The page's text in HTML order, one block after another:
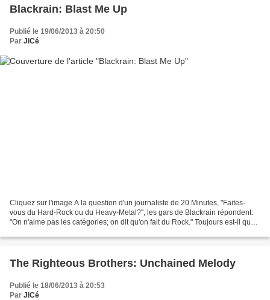
Blackrain: Blast Me Up
Publié le 19/06/2013 à 20:50
Par JiCé
Cliquez sur l'image A la question d'un journaliste de 20 Minutes, "Faites-
vous du Hard-Rock ou du Heavy-Metal?", les gars de Blackrain répondent:
"On n'aime pas les catégories; on dit qu'on fait du Rock." Toujours est-il que
The Righteous Brothers: Unchained Melody
Publié le 18/06/2013 à 20:53
Par JiCé